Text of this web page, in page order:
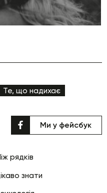
Те, що надихає
рядків
знати
Ми у фейсбук